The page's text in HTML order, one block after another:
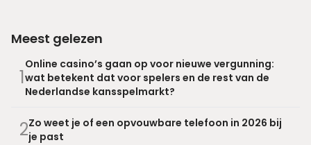
Meest gelezen
1
Online casino’s gaan op voor nieuwe vergunning:
wat betekent dat voor spelers en de rest van de
Nederlandse kansspelmarkt?
2Zo weet je of een opvouwbare telefoon in 2026 bij
je past